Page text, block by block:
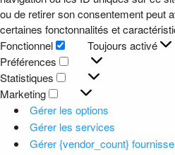
ou de retirer son consentement peut
certaines fonctonnalités et
Fonctionnel
Fonctionnel
Toujours activé
Préférences
Préférences
Statistiques
Statistiques
Marketing
Marketing
Gérer les options
Gérer les services
Gérer {vendor_count}